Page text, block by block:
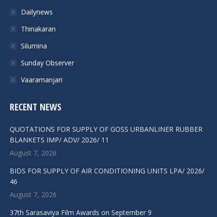
windowwindowwindow
Dailynews
Thinakaran
Silumina
Sunday Observer
Vaaramanjari
RECENT NEWS
QUOTATIONS FOR SUPPLY OF GOSS URBANLINER RUBBER
BLANKETS IMP/ ADV/ 2026/ 11
August 7, 2026
BIDS FOR SUPPLY OF AIR CONDITIONING UNITS LPA/ 2026/
46
August 7, 2026
37th Sarasaviya Film Awards on September 9